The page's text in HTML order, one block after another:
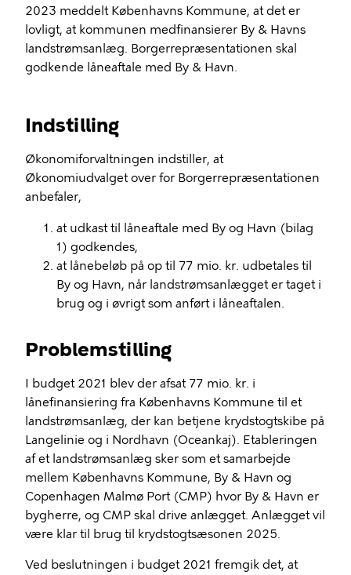
2023 meddelt Københavns Kommune, at det er
lovligt, at kommunen medfinansierer By & Havns
landstrømsanlæg. Borgerrepræsentationen skal
godkende låneaftale med By & Havn.
Indstilling
Økonomiforvaltningen indstiller, at
Økonomiudvalget over for Borgerrepræsentationen
anbefaler,
at udkast til låneaftale med By og Havn (bilag
1) godkendes,
at lånebeløb på op til 77 mio. kr. udbetales til
By og Havn, når landstrømsanlægget er taget i
brug og i øvrigt som anført i låneaftalen.
Problemstilling
I budget 2021 blev der afsat 77 mio. kr. i
lånefinansiering fra Københavns Kommune til et
landstrømsanlæg, der kan betjene krydstogtskibe på
Langelinie og i Nordhavn (Oceankaj). Etableringen
af et landstrømsanlæg sker som et samarbejde
mellem Københavns Kommune, By & Havn og
Copenhagen Malmø Port (CMP) hvor By & Havn er
bygherre, og CMP skal drive anlægget. Anlægget vil
være klar til brug til krydstogtsæsonen 2025.
Ved beslutningen i budget 2021 fremgik det, at